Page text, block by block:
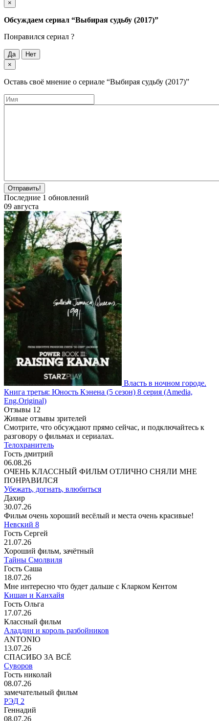
×
Обсуждаем cериал “Выбирая судьбу (2017)”
Понравился cериал ?
Да
Нет
×
Оставь своё мнение о cериале “Выбирая судьбу (2017)”
Отправить!
Последние 1 обновлений
09 августа
Власть в ночном городе.
Книга третья: Юность Кэнена (5 сезон) 8 серия (Amedia,
Eng.Original)
Отзывы 12
Живые отзывы зрителей
Смотрите, что обсуждают прямо сейчас, и подключайтесь к
разговору о фильмах и сериалах.
Телохранитель
Гость дмитрий
06.08.26
ОЧЕНЬ КЛАССНЫЙ ФИЛЬМ ОТЛИЧНО СНЯЛИ МНЕ
ПОНРАВИЛСЯ
Убежать, догнать, влюбиться
Дахир
30.07.26
Фильм очень хороший весёлый и места очень красивые!
Невский 8
Гость Сергей
21.07.26
Хороший фильм, зачётный
Тайны Смолвиля
Гость Саша
18.07.26
Мне интересно что будет дальше с Кларком Кентом
Кишан и Канхайя
Гость Ольга
17.07.26
Классный фильм
Аладдин и король разбойников
ANTONIO
13.07.26
СПАСИБО ЗА ВСЁ
Суворов
Гость николай
08.07.26
замечательный фильм
РЭД 2
Геннадий
08.07.26